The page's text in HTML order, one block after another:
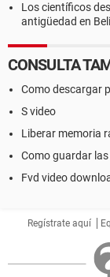
Los científicos
antigüedad en
CONSULTA
Como descargar
S video
Liberar memoria
Como guardar
Fvd video
Regístrate aquí